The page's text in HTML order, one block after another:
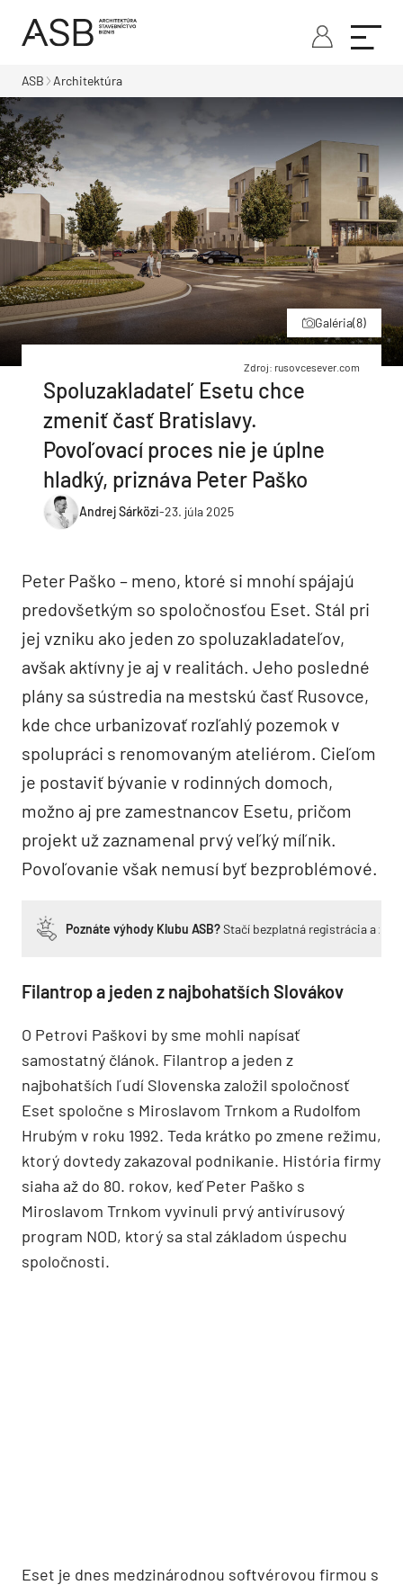
ASB Architektúra
Galéria(8)
Zdroj: rusovcesever.com
Spoluzakladateľ Esetu chce
zmeniť časť Bratislavy.
Povoľovací proces nie je úplne
hladký, priznáva Peter Paško
Andrej Sárközi-23. júla 2025
Peter Paško – meno, ktoré si mnohí spájajú
predovšetkým so spoločnosťou Eset. Stál pri
jej vzniku ako jeden zo spoluzakladateľov,
avšak aktívny je aj v realitách. Jeho posledné
plány sa sústredia na mestskú časť Rusovce,
kde chce urbanizovať rozľahlý pozemok v
spolupráci s renomovaným ateliérom. Cieľom
je postaviť bývanie v rodinných domoch,
možno aj pre zamestnancov Esetu, pričom
projekt už zaznamenal prvý veľký míľnik.
Povoľovanie však nemusí byť bezproblémové.
Poznáte výhody Klubu ASB?Stačí bezplatná registrácia a
Filantrop a jeden z najbohatších Slovákov
O Petrovi Paškovi by sme mohli napísať
samostatný článok. Filantrop a jeden z
najbohatších ľudí Slovenska založil spoločnosť
Eset spoločne s Miroslavom Trnkom a Rudolfom
Hrubým v roku 1992. Teda krátko po zmene režimu,
ktorý dovtedy zakazoval podnikanie. História firmy
siaha až do 80. rokov, keď Peter Paško s
Miroslavom Trnkom vyvinuli prvý antivírusový
program NOD, ktorý sa stal základom úspechu
spoločnosti.
Eset je dnes medzinárodnou softvérovou firmou s